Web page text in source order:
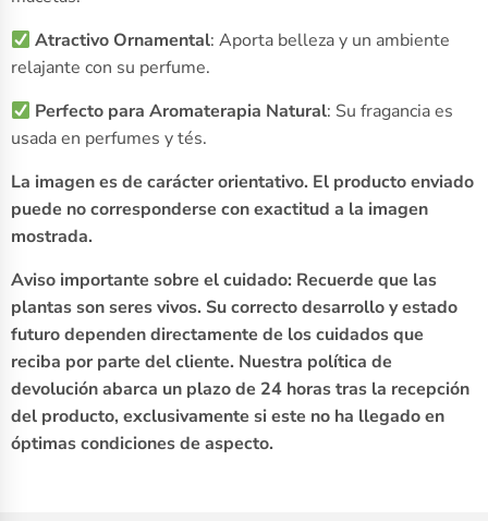
Atractivo Ornamental: Aporta belleza y un ambiente
relajante con su perfume.
Perfecto para Aromaterapia Natural: Su fragancia es
usada en perfumes y tés.
La imagen es de carácter orientativo. El producto enviado
puede no corresponderse con exactitud a la imagen
mostrada.
Aviso importante sobre el cuidado: Recuerde que las
plantas son seres vivos. Su correcto desarrollo y estado
futuro dependen directamente de los cuidados que
reciba por parte del cliente. Nuestra política de
devolución abarca un plazo de 24 horas tras la recepción
del producto, exclusivamente si este no ha llegado en
óptimas condiciones de aspecto.